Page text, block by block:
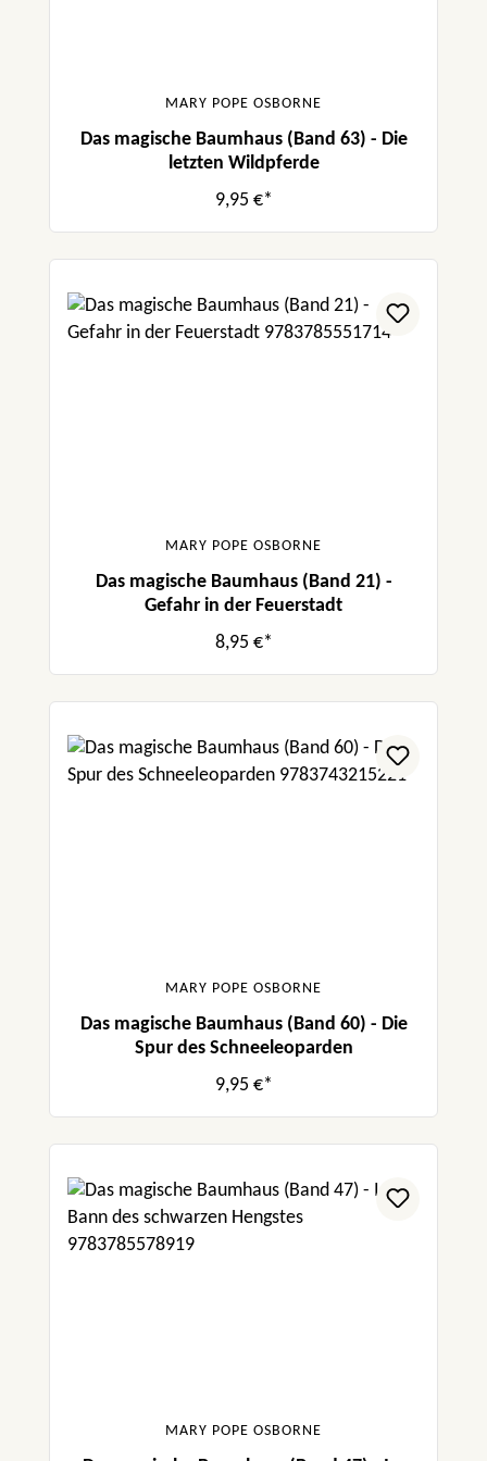
MARY POPE OSBORNE
Das magische Baumhaus (Band 63) - Die
letzten Wildpferde
9,95 €*
MARY POPE OSBORNE
Das magische Baumhaus (Band 21) -
Gefahr in der Feuerstadt
8,95 €*
MARY POPE OSBORNE
Das magische Baumhaus (Band 60) - Die
Spur des Schneeleoparden
9,95 €*
MARY POPE OSBORNE